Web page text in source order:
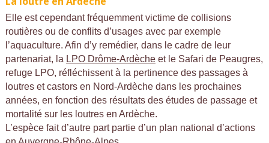
Elle est cependant fréquemment victime de collisions
routières ou de conflits d’usages avec par exemple
l’aquaculture. Afin d’y remédier, dans le cadre de leur
partenariat, la LPO Drôme-Ardècheet le Safari de Peaugres,
refuge LPO, réfléchissent à la pertinence des passages à
loutres et castors en Nord-Ardèche dans les prochaines
années, en fonction des résultats des études de passage et
mortalité sur les loutres en Ardèche.
L’espèce fait d’autre part partie d’un plan national d’actions